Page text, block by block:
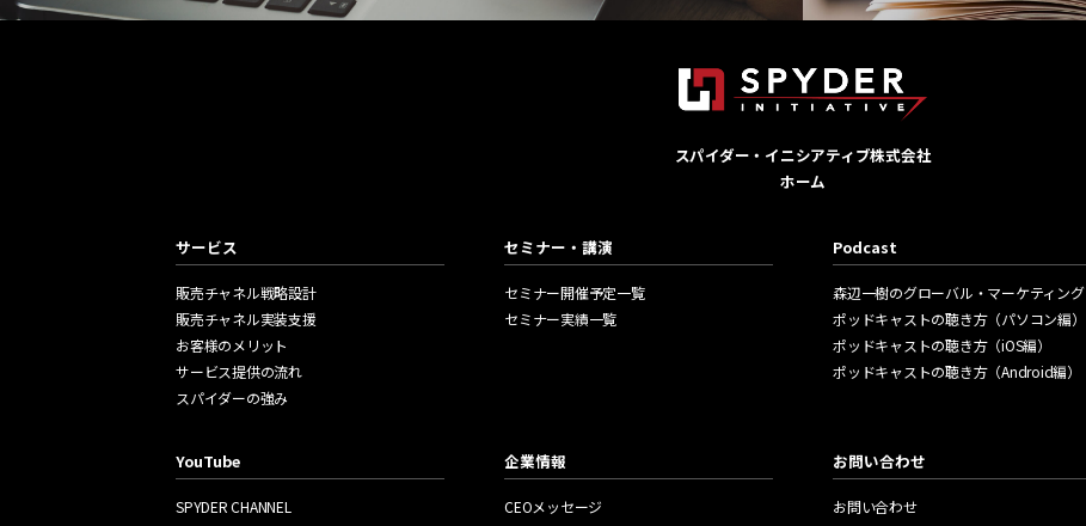
スパイダー・イニシアティブ株式会社
ホーム
サービス
販売チャネル戦略設計
販売チャネル実装支援
お客様のメリット
サービス提供の流れ
スパイダーの強み
セミナー・講演
セミナー開催予定一覧
セミナー実績一覧
Podcast
森辺一樹のグローバル・マーケティング
ポッドキャストの聴き方（パソコン編）
ポッドキャストの聴き方（iOS編）
ポッドキャストの聴き方（Android編）
YouTube
SPYDER CHANNEL
企業情報
CEOメッセージ
お問い合わせ
お問い合わせ